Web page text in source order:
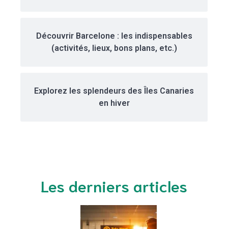
Découvrir Barcelone : les indispensables
(activités, lieux, bons plans, etc.)
Explorez les splendeurs des Îles Canaries
en hiver
Les derniers articles